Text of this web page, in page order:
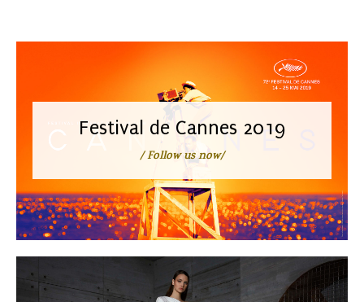
Festival de Cannes 2019
/ Follow us now/